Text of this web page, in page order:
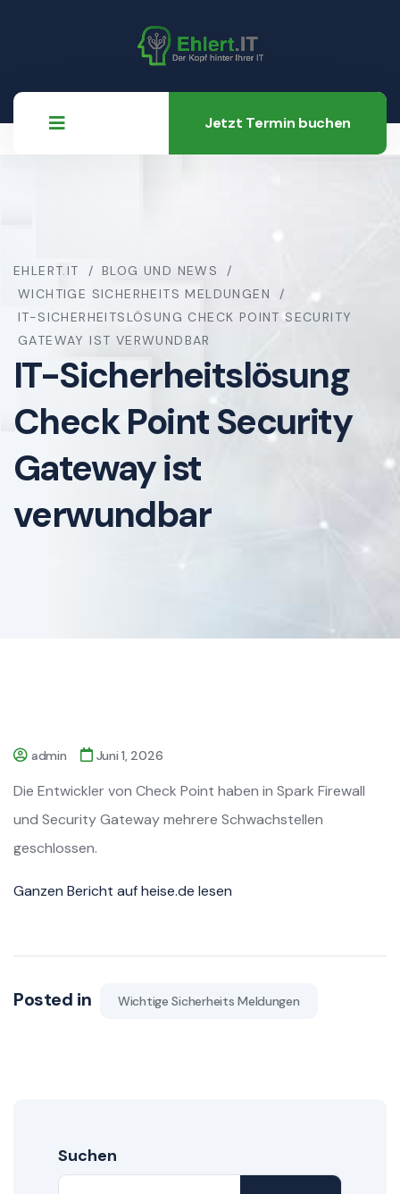
Jetzt Termin buchen
EHLERT.IT
BLOG UND NEWS
WICHTIGE SICHERHEITS MELDUNGEN
IT-SICHERHEITSLÖSUNG CHECK POINT SECURITY
GATEWAY IST VERWUNDBAR
IT-Sicherheitslösung
Check Point Security
Gateway ist
verwundbar
admin Juni 1, 2026
Die Entwickler von Check Point haben in Spark Firewall
und Security Gateway mehrere Schwachstellen
geschlossen.
Ganzen Bericht auf heise.de lesen
Posted in Wichtige Sicherheits Meldungen
Suchen